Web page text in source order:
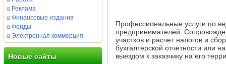
Реклама
Финансовые издания
Фонды
Электронная коммерция
Новые сайты
Профессиональные услуги по
предпринимателей.
участков и расчет налогов и
бухгалтерской отчетности или
выездом к заказчику на его